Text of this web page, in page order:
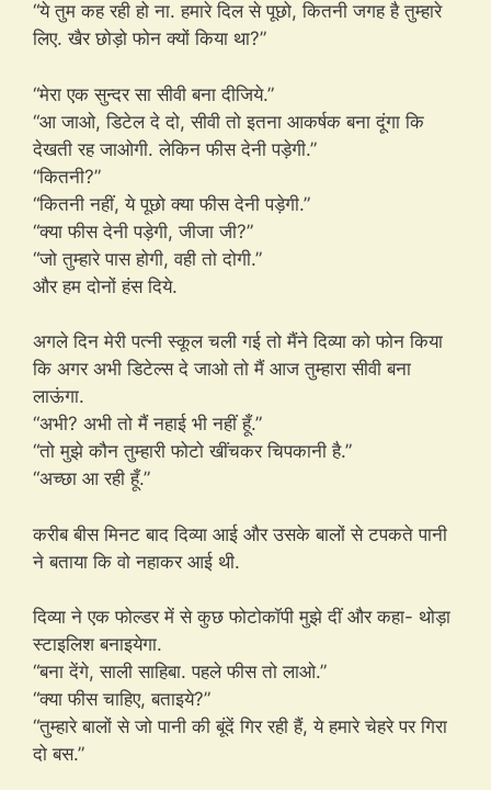
“ये तुम कह रही हो ना. हमारे दिल से पूछो, कितनी जगह है तुम्हारे
लिए. खैर छोड़ो फोन क्यों किया था?”
“मेरा एक सुन्दर सा सीवी बना दीजिये.”
“आ जाओ, डिटेल दे दो, सीवी तो इतना आकर्षक बना दूंगा कि
देखती रह जाओगी. लेकिन फीस देनी पड़ेगी.”
“कितनी?”
“कितनी नहीं, ये पूछो क्या फीस देनी पड़ेगी.”
“क्या फीस देनी पड़ेगी, जीजा जी?”
“जो तुम्हारे पास होगी, वही तो दोगी.”
और हम दोनों हंस दिये.
अगले दिन मेरी पत्नी स्कूल चली गई तो मैंने दिव्या को फोन किया
कि अगर अभी डिटेल्स दे जाओ तो मैं आज तुम्हारा सीवी बना
लाऊंगा.
“अभी? अभी तो मैं नहाई भी नहीं हूँ.”
“तो मुझे कौन तुम्हारी फोटो खींचकर चिपकानी है.”
“अच्छा आ रही हूँ.”
करीब बीस मिनट बाद दिव्या आई और उसके बालों से टपकते पानी
ने बताया कि वो नहाकर आई थी.
दिव्या ने एक फोल्डर में से कुछ फोटोकॉपी मुझे दीं और कहा- थोड़ा
स्टाइलिश बनाइयेगा.
“बना देंगे, साली साहिबा. पहले फीस तो लाओ.”
“क्या फीस चाहिए, बताइये?”
“तुम्हारे बालों से जो पानी की बूंदें गिर रही हैं, ये हमारे चेहरे पर गिरा
दो बस.”